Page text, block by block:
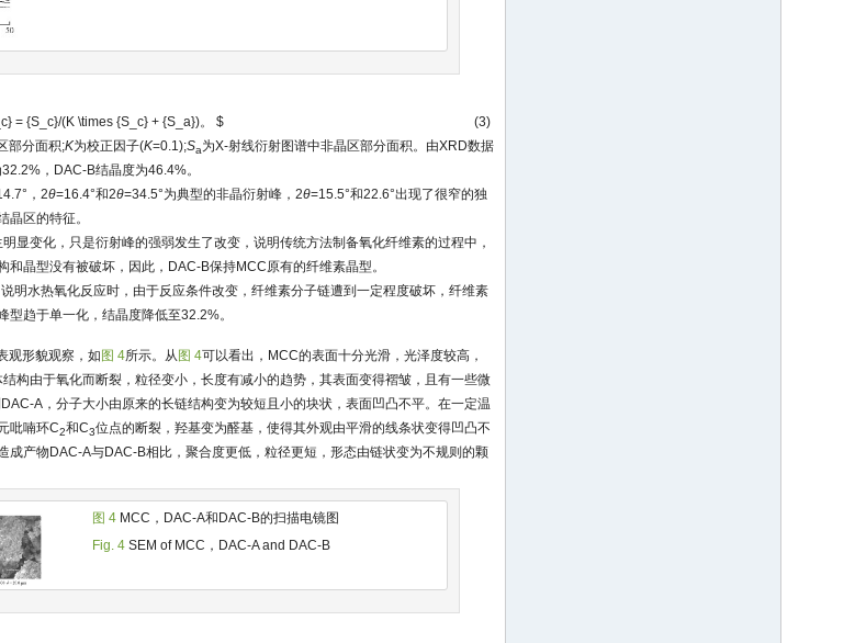
= {S_c}/(K \times {S_c} + {S_a})。 $
(3)
部分面积;K为校正因子(K=0.1);Sa为X-射线衍射图谱中非晶区部分面积。由XRD数据
，DAC-B结晶度为46.4%。
，2θ=16.4°和2θ=34.5°为典型的非晶衍射峰，2θ=15.5°和22.6°出现了很窄的独
晶区的特征。
显变化，只是衍射峰的强弱发生了改变，说明传统方法制备氧化纤维素的过程中，
晶型没有被破坏，因此，DAC-B保持MCC原有的纤维素晶型。
明水热氧化反应时，由于反应条件改变，纤维素分子链遭到一定程度破坏，纤维素
趋于单一化，结晶度降低至32.2%。
观形貌观察，如 图 4所示。从 图 4可以看出，MCC的表面十分光滑，光泽度较高，
构由于氧化而断裂，粒径变小，长度有减小的趋势，其表面变得褶皱，且有一些微
A，分子大小由原来的长链结构变为较短且小的块状，表面凹凸不平。在一定温
吡喃环C2和C3位点的断裂，羟基变为醛基，使得其外观由平滑的线条状变得凹凸不
成产物DAC-A与DAC-B相比，聚合度更低，粒径更短，形态由链状变为不规则的颗
图 4 MCC，DAC-A和DAC-B的扫描电镜图
Fig. 4 SEM of MCC，DAC-A and DAC-B